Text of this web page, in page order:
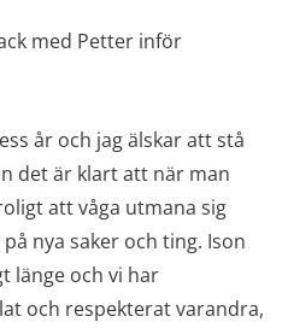
med Petter inför
år och jag älskar att stå
det är klart att när man
att våga utmana sig
nya saker och ting. Ison
länge och vi har
och respekterat varandra,